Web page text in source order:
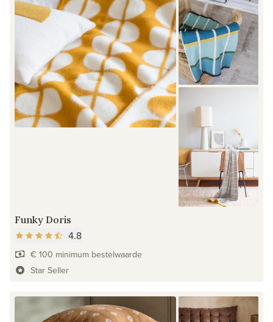
Funky Doris
4.8
€ 100 minimum bestelwaarde
Star Seller